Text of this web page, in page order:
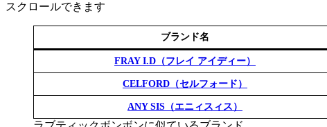
スクロールできます
ブランド名
FRAY I.D（フレイ アイディー）
CELFORD（セルフォード）
ANY SIS（エニィスィス）